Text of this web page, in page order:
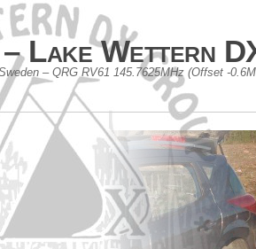
Lake Wettern
– QRG RV61 145.7625MHz (Offset -